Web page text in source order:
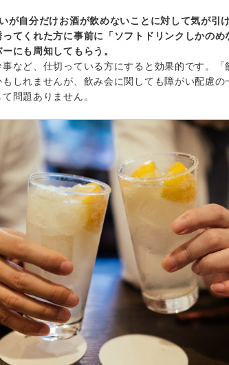
が自分だけお酒が飲めないことに対して気が引
てくれた方に事前に「ソフトドリンクしかの
にも周知してもらう。
など、仕切っている方にすると効果的です。「
しれませんが、飲み会に関しても障がい配慮の
問題ありません。